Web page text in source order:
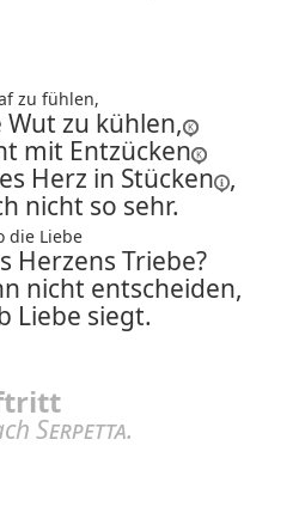
zu fühlen,
Wut zu kühlen,
mit Entzücken
Herz in Stücken ,
nicht so sehr.
die Liebe
Herzens Triebe?
nicht entscheiden,
Liebe siegt.
Serpetta.